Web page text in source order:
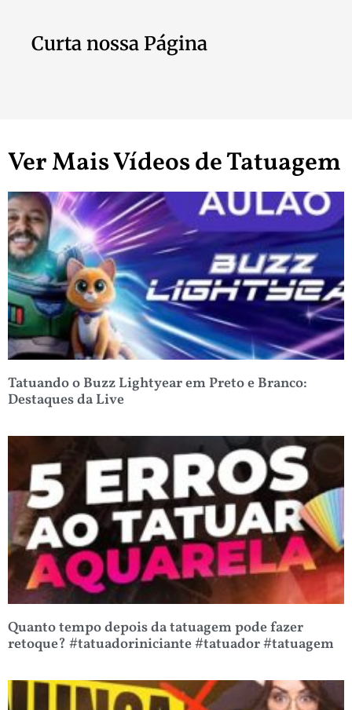
Curta nossa Página
Ver Mais Vídeos de Tatuagem
Tatuando o Buzz Lightyear em Preto e Branco:
Destaques da Live
Quanto tempo depois da tatuagem pode fazer
retoque? #tatuadoriniciante #tatuador #tatuagem